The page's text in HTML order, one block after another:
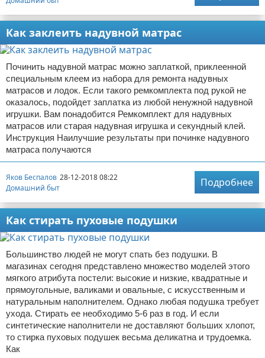
Как заклеить надувной матрас
Починить надувной матрас можно заплаткой, приклеенной
специальным клеем из набора для ремонта надувных
матрасов и лодок. Если такого ремкомплекта под рукой не
оказалось, подойдет заплатка из любой ненужной надувной
игрушки. Вам понадобится Ремкомплект для надувных
матрасов или старая надувная игрушка и секундный клей.
Инструкция Наилучшие результаты при починке надувного
матраса получаются
Яков Беспалов 28-12-2018 08:22
Домашний быт
Подробнее
Как стирать пуховые подушки
Большинство людей не могут спать без подушки. В
магазинах сегодня представлено множество моделей этого
мягкого атрибута постели: высокие и низкие, квадратные и
прямоугольные, валиками и овальные, с искусственным и
натуральным наполнителем. Однако любая подушка требует
ухода. Стирать ее необходимо 5-6 раз в год. И если
синтетические наполнители не доставляют больших хлопот,
то стирка пуховых подушек весьма деликатна и трудоемка.
Как